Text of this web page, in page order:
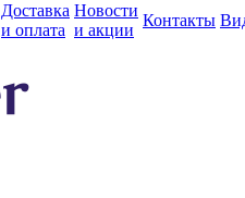
Доставка
и оплата
Новости
и акции
Контакты